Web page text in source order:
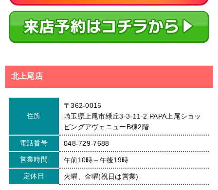
北上尾店
住所
〒362-0015
埼玉県上尾市緑丘3-3-11-2 PAPA上尾ショッ
ピングアヴェニューB棟2階
電話番号 048-729-7688
営業時間 午前10時～午後19時
定休日 火曜、金曜(祝日は営業)